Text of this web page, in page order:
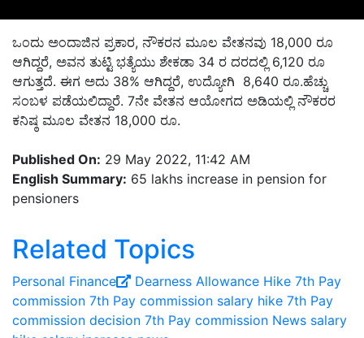
ಒಂದು ಅಂದಾಜಿನ ಪ್ರಕಾರ, ನೌಕರನ ಮೂಲ ವೇತನವು 18,000 ರೂ
ಆಗಿದ್ದರೆ, ಅವನ ತುಟ್ಟಿ ಭತ್ಯೆಯು ಶೇಕಡಾ 34 ರ ದರದಲ್ಲಿ 6,120 ರೂ
ಆಗುತ್ತದೆ. ಈಗ ಅದು 38% ಆಗಿದ್ದರೆ, ಉದ್ಯೋಗಿ 8,640 ರೂ.ಹೆಚ್ಚು
ಸಂಬಳ ಪಡೆಯಲಿದ್ದಾರೆ. 7ನೇ ವೇತನ ಆಯೋಗದ ಅಡಿಯಲ್ಲಿ ನೌಕರರ
ಕನಿಷ್ಠ ಮೂಲ ವೇತನ 18,000 ರೂ.
Published On: 29 May 2022, 11:42 AM
English Summary: 65 lakhs increase in pension for
pensioners
Related Topics
Personal Finance Dearness Allowance Hike 7th Pay
commission 7th Pay commission salary hike 7th Pay
commission decision 7th Pay commission News salary